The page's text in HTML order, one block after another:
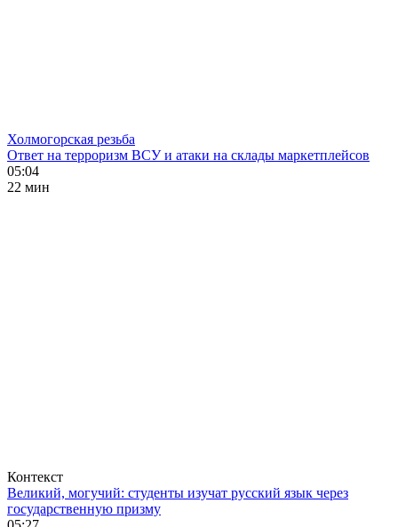
Холмогорская резьба
Ответ на терроризм ВСУ и атаки на склады маркетплейсов
05:04
22 мин
Контекст
Великий, могучий: студенты изучат русский язык через
государственную призму